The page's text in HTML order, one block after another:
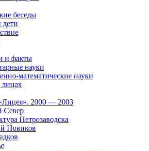
беседы
дети
и факты
науки
математические науки
лицах
2000 — 2003
Север
Петрозаводска
Новиков